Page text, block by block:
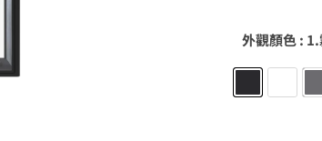
外觀顏色: 1.
1.霧光黑2.霧光